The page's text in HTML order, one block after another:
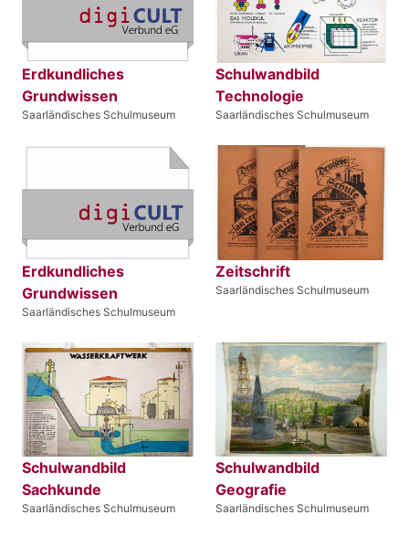
Erdkundliches
Grundwissen
Saarländisches Schulmuseum
Schulwandbild
Technologie
Saarländisches Schulmuseum
Erdkundliches
Grundwissen
Saarländisches Schulmuseum
Zeitschrift
Saarländisches Schulmuseum
Schulwandbild
Sachkunde
Saarländisches Schulmuseum
Schulwandbild
Geografie
Saarländisches Schulmuseum